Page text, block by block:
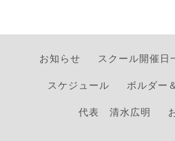
お知らせ スクール開催日
スケジュール
ボルダー
代表 清水広明